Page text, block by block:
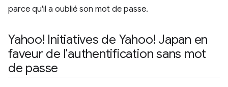
parce qu'il a oublié son mot de passe.
Yahoo! Initiatives de Yahoo! Japan en
faveur de l'authentification sans mot
de passe